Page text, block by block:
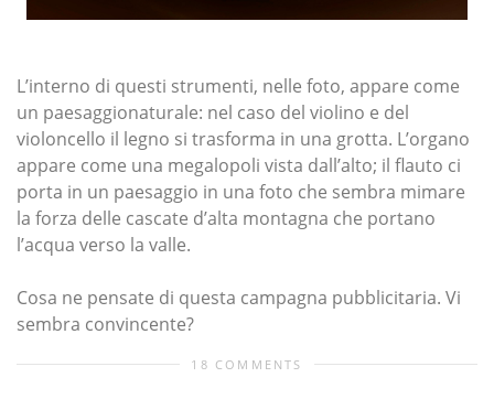
L’interno di questi strumenti, nelle foto, appare come
un paesaggionaturale: nel caso del violino e del
violoncello il legno si trasforma in una grotta. L’organo
appare come una megalopoli vista dall’alto; il flauto ci
porta in un paesaggio in una foto che sembra mimare
la forza delle cascate d’alta montagna che portano
l’acqua verso la valle.
Cosa ne pensate di questa campagna pubblicitaria. Vi
sembra convincente?
18 COMMENTS